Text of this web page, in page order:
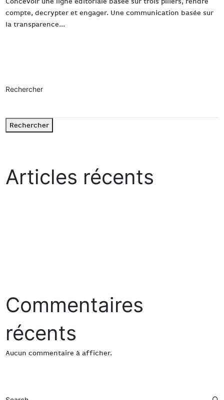
compte, decrypter et engager. Une communication basée sur
la transparence...
Rechercher
Rechercher
Articles récents
Commentaires
récents
Aucun commentaire à afficher.